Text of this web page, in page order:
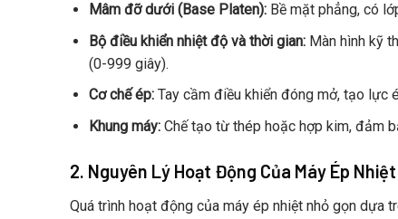
Mâm đỡ dưới (Base Platen):Bề mặt phẳng, có
Bộ điều khiển nhiệt độ và thời gian:Màn hình kỹ
(0-999 giây).
Cơ chế ép:Tay cầm điều khiển đóng mở, tạo lực
Khung máy:Chế tạo từ thép hoặc hợp kim, đảm
2. Nguyên Lý Hoạt Động Của Máy Ép Nhiệt
Quá trình hoạt động của máy ép nhiệt nhỏ gọn dựa